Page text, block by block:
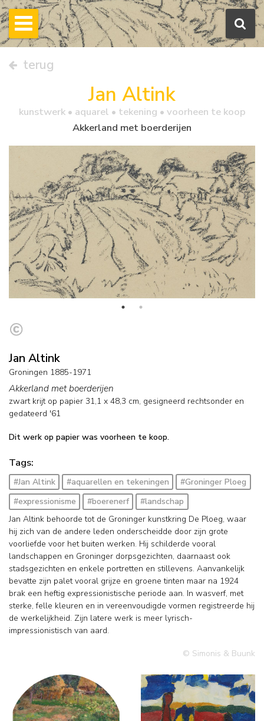
terug
Jan Altink
kunstwerk • aquarel • tekening • voorheen te koop
Akkerland met boerderijen
Jan Altink
Groningen 1885-1971
Akkerland met boerderijen
zwart krijt op papier 31,1 x 48,3 cm, gesigneerd rechtsonder en
gedateerd '61
Dit werk op papier was voorheen te koop.
Tags:
#Jan Altink #aquarellen en tekeningen
#Groninger Ploeg
#expressionisme
#boerenerf
#landschap
Jan Altink behoorde tot de Groninger kunstkring De Ploeg, waar
hij zich van de andere leden onderscheidde door zijn grote
voorliefde voor het buiten werken. Hij schilderde vooral
landschappen en Groninger dorpsgezichten, daarnaast ook
stadsgezichten en enkele portretten en stillevens. Aanvankelijk
bevatte zijn palet vooral grijze en groene tinten maar na 1924
brak een heftig expressionistische periode aan. In wasverf, met
sterke, felle kleuren en in vereenvoudigde vormen registreerde hij
de werkelijkheid. Zijn latere werk is meer lyrisch-
impressionistisch van aard.
© Simonis & Buunk